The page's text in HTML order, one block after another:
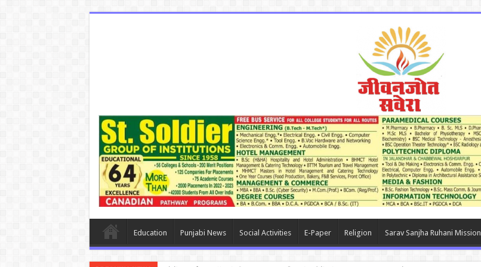
Education Punjabi News Social Activities E-Paper Religion Sarav Sanjha Ruhani Mission